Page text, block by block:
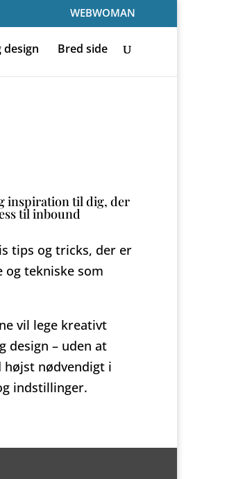
WEBWOMAN
design Bred side
inspiration til dig, der
til inbound
tips og tricks, der er
og tekniske som
vil lege kreativt
design – uden at
højst nødvendigt i
indstillinger.